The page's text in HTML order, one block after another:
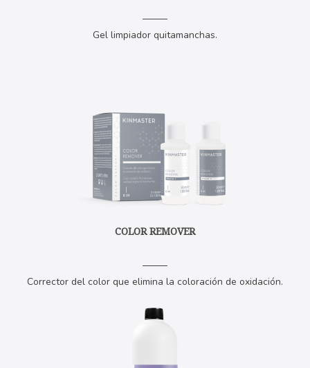
Gel limpiador quitamanchas.
COLOR REMOVER
Corrector del color que elimina la coloración de oxidación.